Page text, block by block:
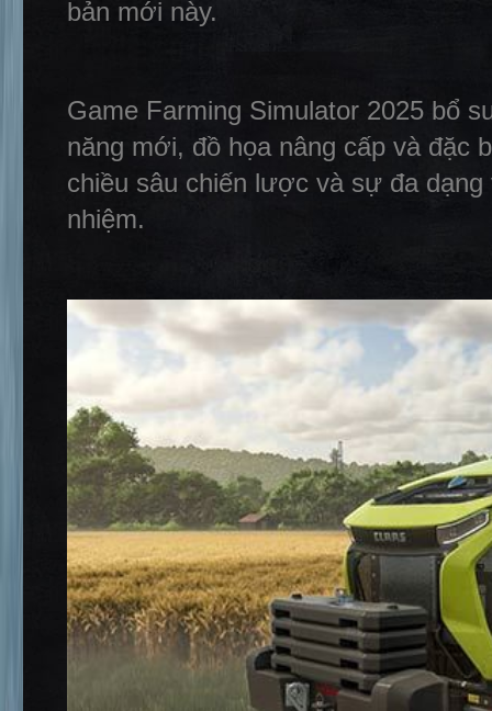
bản mới này.
Game Farming Simulator 2025 bổ
năng mới, đồ họa nâng cấp và đặc
chiều sâu chiến lược và sự đa
nhiệm.